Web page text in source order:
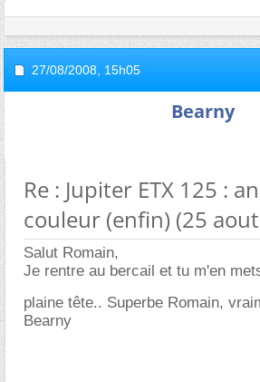
27/08/2008, 15h05
Bearny
Re : Jupiter ETX 125 :
couleur (enfin) (25
Salut Romain,
Je rentre au bercail et tu m'en
plaine tête.. Superbe Romain,
Bearny